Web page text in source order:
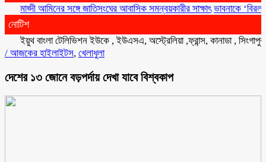
আমিনের সঙ্গে জাতিসংঘের আবাসিক সমন্বয়কারীর সাক্ষাৎ ভাবনাকে ‘বিরল
নোটিশ
বাংলা টেলিভিশন ইউকে , ইউএসএ, অস্ট্রেলিয়া ,ফ্রান্স, কানাডা , সিংগাপুর ,
/ আজকের হাইলাইটস, খেলাধুলা
দেশের ১৩ জোনে বড়পর্দায় দেখা যাবে বিশ্বকাপ